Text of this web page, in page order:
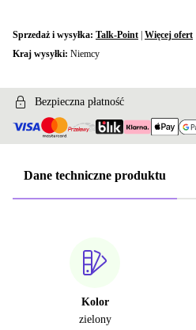
Sprzedaż i wysyłka: Talk-Point Więcej ofert
Kraj wysyłki: Niemcy
Bezpieczna płatność
Dane techniczne produktu
Kolor
zielony